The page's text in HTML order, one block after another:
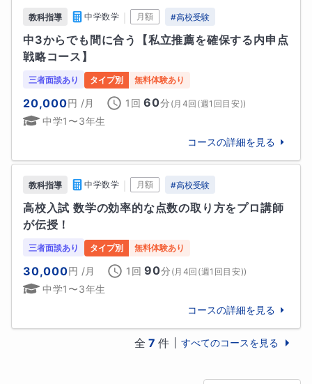
★生徒様に合わせて必要な問題を選定しながら進めて
いくので、時間の無駄も省けます。
【最後5分】
その日の授業のまとめと宿題の提示。
の家庭学習が大切になります。授業は基本的に1科目週
1回ですが、それ以外の週6日は家庭学習となるので、
そこをいかに大切に活用するかで結果が変わってきま
す。でもご心配はいりません、宿題管理もきっちりと
行います。
志望校など進路に不安がある方も、お気軽にご相談く
番近道なのかご提案します。いつでも進路指導や学習
浦和実業学園高校
東葉高校
関東第一高校
岩倉高校
秀明大学学校教師学部附属秀明八千代高校
東京学館船橋高校
船橋高校
千葉東高校
薬園台高校
越谷北高校
八千代高校
不動岡高校
越ケ谷高校
鎌ヶ谷高校
教科指導 中学数学 月額 #高校受験
中3からでも間に合う【私立推薦を確保する内申点
戦略コース】
三者面談あり タイプ別 無料体験あり
20,000円 /月 1回 60分 ( 月4回(週1回目安))
中学1〜3年生
コースの詳細を見る
教科指導 中学数学 月額 #高校受験
高校入試 数学の効率的な点数の取り方をプロ講師
が伝授！
三者面談あり タイプ別 無料体験あり
30,000円 /月 1回 90分 ( 月4回(週1回目安))
中学1〜3年生
コースの詳細を見る
全 7 件 すべてのコースを見る